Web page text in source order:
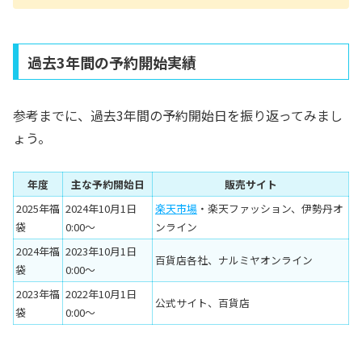
過去3年間の予約開始実績
参考までに、過去3年間の予約開始日を振り返ってみまし
ょう。
年度 主な予約開始日
販売サイト
2025年福
袋
2024年10月1日
0:00〜
楽天市場 ・楽天ファッション、伊勢丹オ
ンライン
2024年福
袋
2023年10月1日
0:00〜
百貨店各社、ナルミヤオンライン
2023年福
袋
2022年10月1日
0:00〜
公式サイト、百貨店